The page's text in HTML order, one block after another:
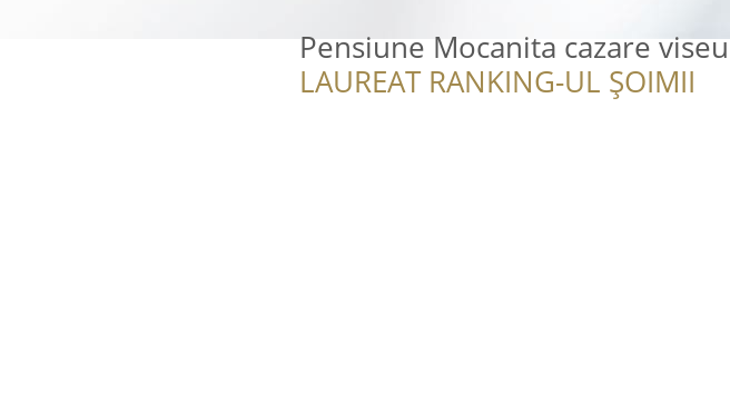
Pensiune Mocanita cazare viseu
LAUREAT RANKING-UL ȘOIMII